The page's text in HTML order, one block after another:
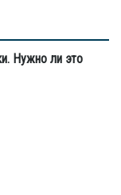
Нужно ли это